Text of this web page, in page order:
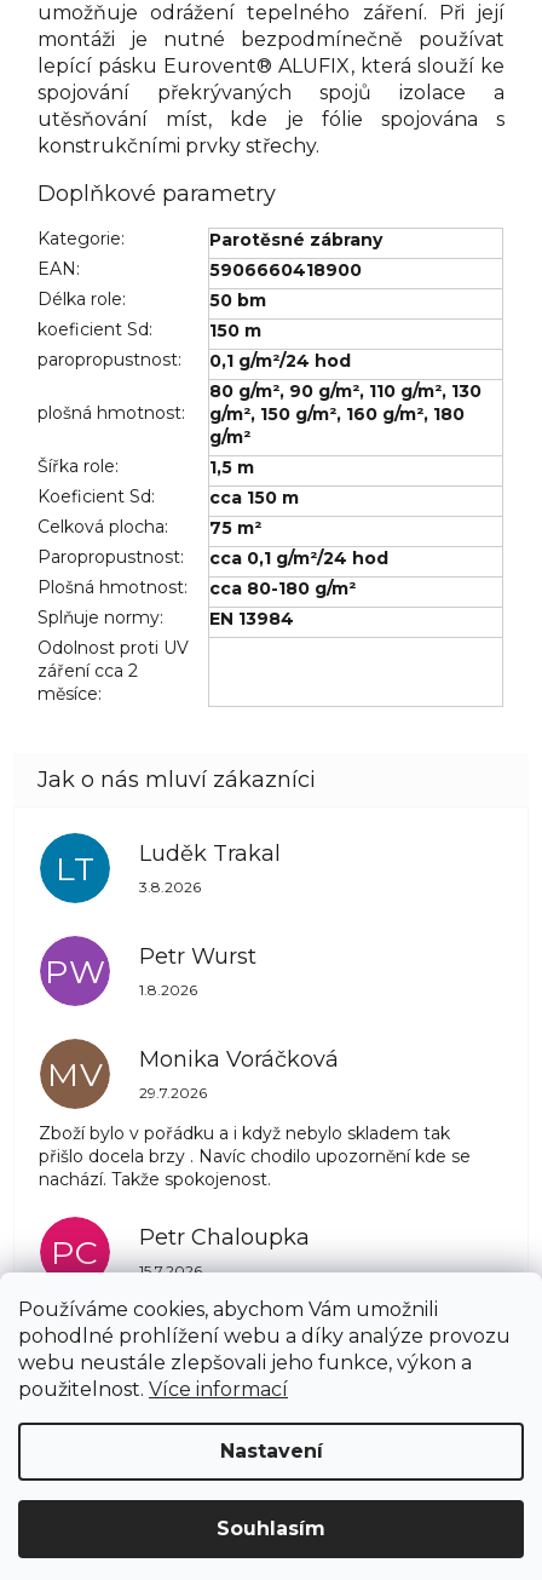
Používáme cookies, abychom Vám umožnili
pohodlné prohlížení webu a díky analýze provozu
webu neustále zlepšovali jeho funkce, výkon a
použitelnost. Více informací
Nastavení
Souhlasím
umožňuje odrážení tepelného záření. Při její
montáži je nutné bezpodmínečně používat
lepící pásku Eurovent® ALUFIX, která slouží ke
spojování překrývaných spojů izolace a
utěsňování míst, kde je fólie spojována s
konstrukčními prvky střechy.
Doplňkové parametry
Kategorie:
Parotěsné zábrany
EAN :
5906660418900
Délka role:
50 bm
koeficient Sd:
150 m
paropropustnost: 0,1 g/m²/24 hod
plošná hmotnost:
80 g/m², 90 g/m², 110 g/m², 130
g/m², 150 g/m², 160 g/m², 180
g/m²
Šířka role:
1,5 m
Koeficient Sd:
cca 150 m
Celková plocha:
75 m²
Paropropustnost:
cca 0,1 g/m²/24 hod
Plošná hmotnost:
cca 80-180 g/m²
Splňuje normy:
EN 13984
Odolnost proti UV
záření cca 2
měsíce:
LT Luděk Trakal
Hodnocení obchodu je 5 z 5 hvězdiček.
3.8.2026
PW Petr Wurst
Hodnocení obchodu je 5 z 5 hvězdiček.
1.8.2026
MV Monika Voráčková
Hodnocení obchodu je 5 z 5 hvězdiček.
29.7.2026
Zboží bylo v pořádku a i když nebylo skladem tak
přišlo docela brzy . Navíc chodilo upozornění kde se
nachází. Takže spokojenost.
PC Petr Chaloupka
Hodnocení obchodu je 5 z 5 hvězdiček.
15.7.2026
Zobrazit další hodnocení
Vytvořil Shoptet
Upravit nastavení cookies